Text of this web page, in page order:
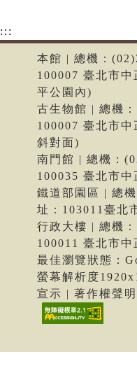
:::
本館 | 總機：
100007 臺北市
平公園內)
古生物館 | 總機
100007 臺北市
斜對面)
南門館 | 總機：
100035 臺北市中
鐵道部園區 | 總
址：103011臺北
行政大樓 | 總機
100011 臺北市中
最佳瀏覽狀態：
螢幕解析度
宣示 | 著作權聲明